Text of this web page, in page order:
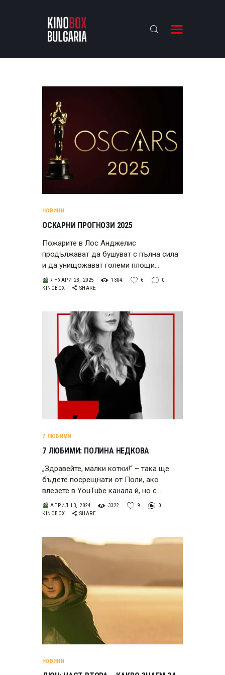
KINOBOX BULGARIA
АНАЛИЗИ
БАХТИ НАГРАДИТЕ
ИНТЕРВЮТА
ЗА НАС
НОВИНИ
ОСКАРНИ ПРОГНОЗИ 2025
Пожарите в Лос Анджелис
продължават да бушуват с пълна сила
и да унищожават големи площи…
ЯНУАРИ 23, 2025 1304 6
0
KINOBOX
SHARE
7 ЛЮБИМИ
7 ЛЮБИМИ: ПОЛИНА НЕДКОВА
„Здравейте, малки котки!“ – така ще
бъдете посрещнати от Поли, ако
влезете в YouTube канала ѝ, но с…
АПРИЛ 13, 2024 3322 9
0
KINOBOX
SHARE
НОВИНИ